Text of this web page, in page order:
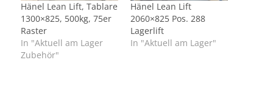
Hänel Lean Lift, Tablare
1300×825, 500kg, 75er
Raster
In "Aktuell am Lager
Zubehör"
Hänel Lean Lift
2060×825 Pos. 288
Lagerlift
In "Aktuell am Lager"